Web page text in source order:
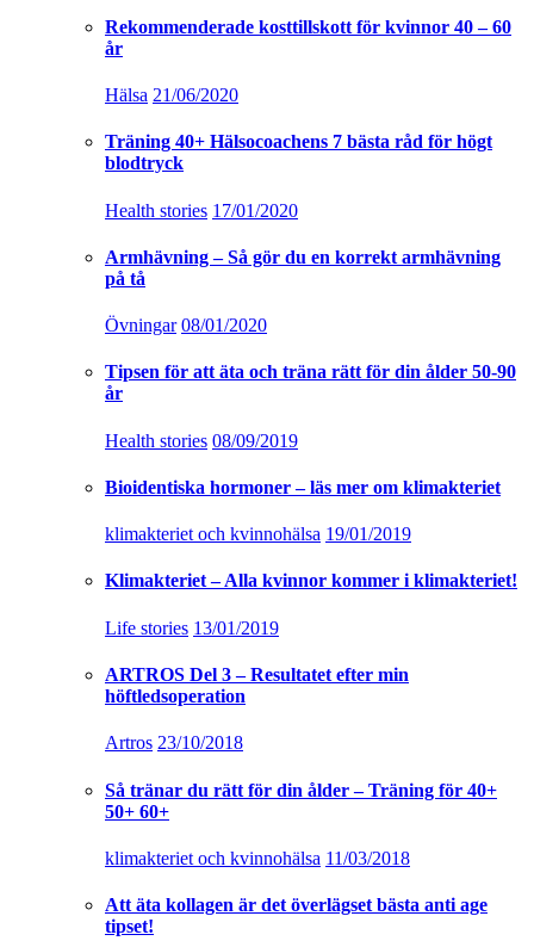
Rekommenderade kosttillskott för kvinnor 40 – 60
år
Hälsa 21/06/2020
Träning 40+ Hälsocoachens 7 bästa råd för högt
blodtryck
Health stories 17/01/2020
Armhävning – Så gör du en korrekt armhävning
på tå
Övningar 08/01/2020
Tipsen för att äta och träna rätt för din ålder 50-90
år
Health stories 08/09/2019
Bioidentiska hormoner – läs mer om klimakteriet
klimakteriet och kvinnohälsa 19/01/2019
Klimakteriet – Alla kvinnor kommer i klimakteriet!
Life stories 13/01/2019
ARTROS Del 3 – Resultatet efter min
höftledsoperation
Artros 23/10/2018
Så tränar du rätt för din ålder – Träning för 40+
50+ 60+
klimakteriet och kvinnohälsa 11/03/2018
Att äta kollagen är det överlägset bästa anti age
tipset!